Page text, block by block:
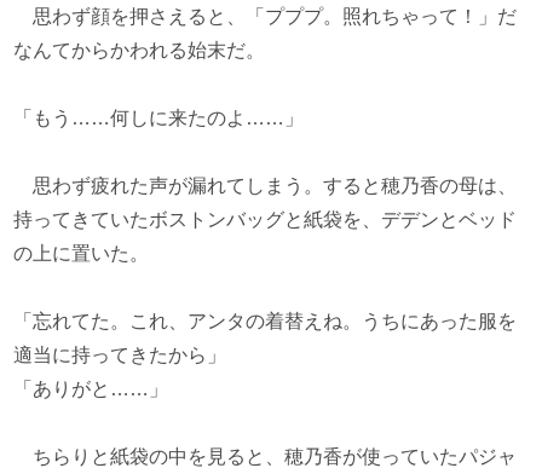
思わず顔を押さえると、「プププ。照れちゃって！」だ
なんてからかわれる始末だ。
「もう……何しに来たのよ……」
思わず疲れた声が漏れてしまう。すると穂乃香の母は、
持ってきていたボストンバッグと紙袋を、デデンとベッド
の上に置いた。
「忘れてた。これ、アンタの着替えね。うちにあった服を
適当に持ってきたから」
「ありがと……」
ちらりと紙袋の中を見ると、穂乃香が使っていたパジャ